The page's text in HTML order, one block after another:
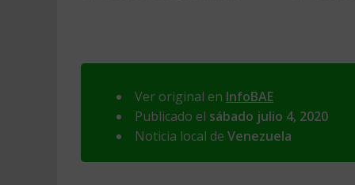
Ver original en InfoBAE
Publicado el sábado julio 4, 2020
Noticia local de Venezuela